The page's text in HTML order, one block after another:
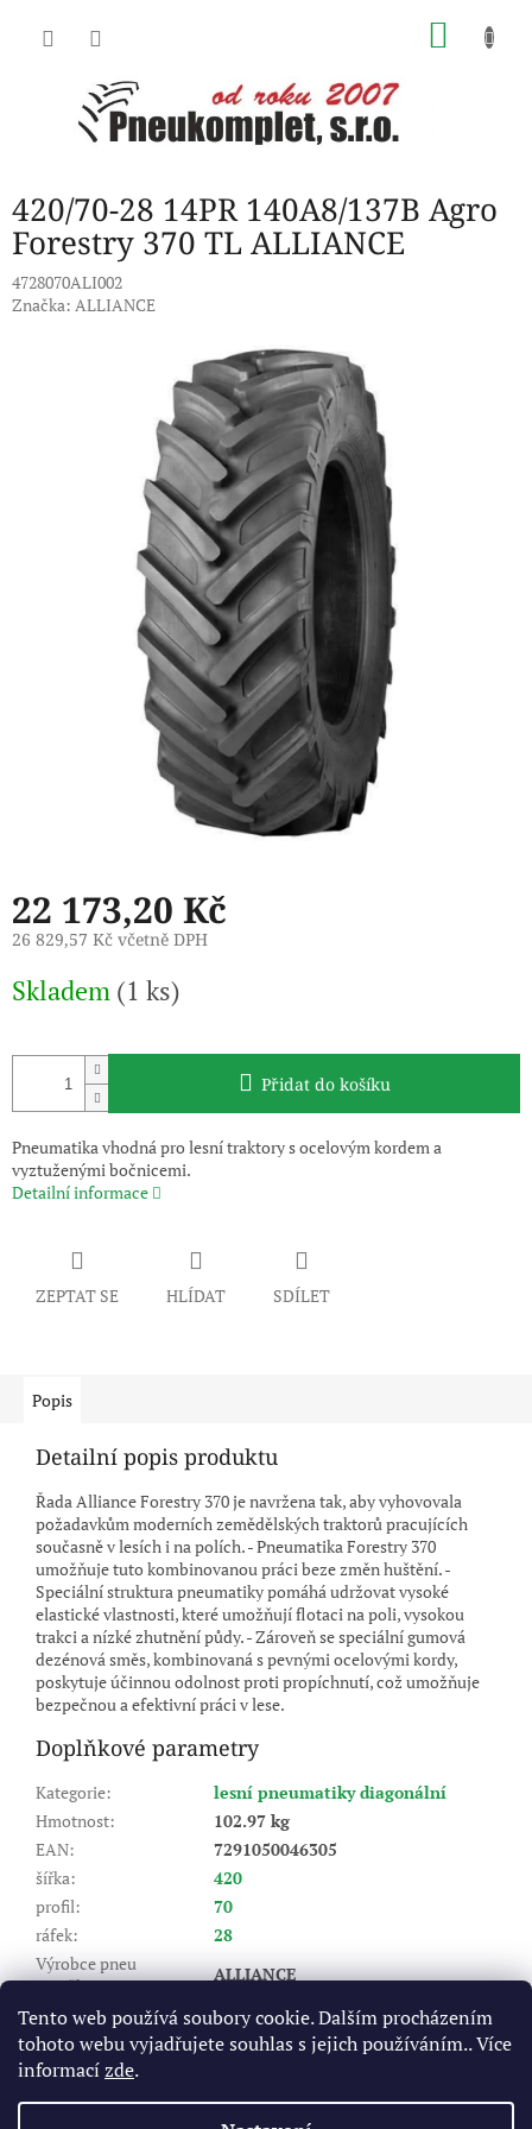
Tento web používá soubory cookie. Dalším procházením
tohoto webu vyjadřujete souhlas s jejich používáním.. Více
informacízde.
420/70-28 14PR 140A8/137B Agro
Forestry 370 TL ALLIANCE
4728070ALI002
Značka: ALLIANCE
22 173,20 Kč
26 829,57 Kč včetně DPH
cena:
Skladem (1 ks)
Přidat do košíku
Pneumatika vhodná pro lesní traktory s ocelovým kordem a
vyztuženými bočnicemi.
Detailní informace
ZEPTAT SE HLÍDAT SDÍLET
Popis
Detailní popis produktu
Řada Alliance Forestry 370 je navržena tak, aby vyhovovala
požadavkům moderních zemědělských traktorů pracujících
současně v lesích i na polích. - Pneumatika Forestry 370
umožňuje tuto kombinovanou práci beze změn huštění. -
Speciální struktura pneumatiky pomáhá udržovat vysoké
elastické vlastnosti, které umožňují flotaci na poli, vysokou
trakci a nízké zhutnění půdy. - Zároveň se speciální gumová
dezénová směs, kombinovaná s pevnými ocelovými kordy,
poskytuje účinnou odolnost proti propíchnutí, což umožňuje
bezpečnou a efektivní práci v lese.
Doplňkové parametry
Kategorie:
lesní pneumatiky diagonální
Hmotnost:
102.97 kg
EAN:
7291050046305
šířka:
420
profil:
70
ráfek:
28
Výrobce pneu
(značka):
ALLIANCE
Dezén:
Agro Forestry 370
Index nosnosti (LI):
140/137
Rychlostní index (SI)